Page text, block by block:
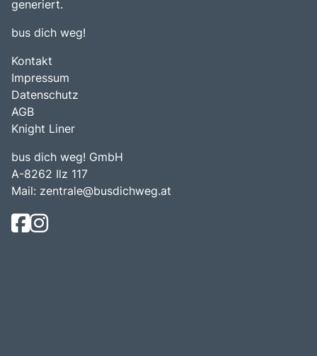
generiert.
bus dich weg!
Kontakt
Impressum
Datenschutz
AGB
Knight Liner
bus dich weg! GmbH
A-8262 Ilz 117
Mail: zentrale@busdichweg.at